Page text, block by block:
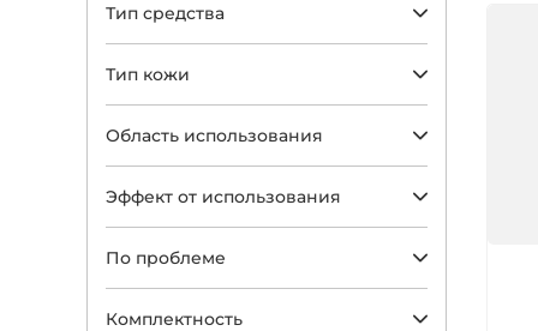
Тип средства
Тип кожи
Область использования
Эффект от использования
По проблеме
Комплектность